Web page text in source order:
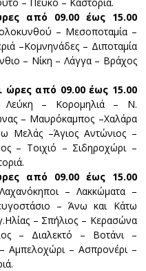
από 09.00 έως 15.00
– Μεσοποταμία –
–Κομνηνάδες – Διποταμία
– Νίκη – Λάγγα – Βράχος
ώρες από 09.00 έως 15.00
Λεύκη – Κορομηλιά – Ν.
– Μαυρόκαμπος –Χαλάρα
–Άγιος Αντώνιος –
– Τοιχιό – Σιδηροχώρι –
από 09.00 έως 15.00
– Λακκώματα –
– Άνω και Κάτω
– Σπήλιος – Κερασώνα
– Διαλεκτό – Βοτάνι –
Αμπελοχώρι – Ασπρονέρι –